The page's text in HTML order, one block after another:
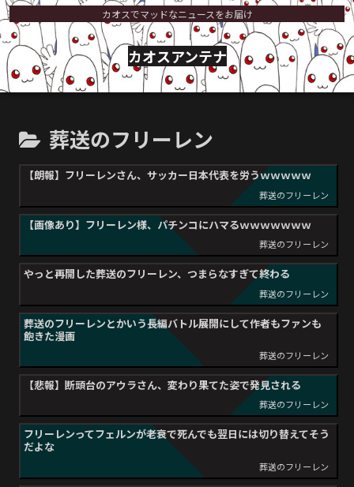
カオスでマッドなニュースをお届け
カオスアンテナ
葬送のフリーレン
【朗報】フリーレンさん、サッカー日本代表を労うｗｗｗｗｗ
葬送のフリーレン
【画像あり】フリーレン様、パチンコにハマるｗｗｗｗｗｗｗ
葬送のフリーレン
やっと再開した葬送のフリーレン、つまらなすぎて終わる
葬送のフリーレン
葬送のフリーレンとかいう長編バトル展開にして作者もファンも
飽きた漫画
葬送のフリーレン
【悲報】断頭台のアウラさん、変わり果てた姿で発見される
葬送のフリーレン
フリーレンってフェルンが老衰で死んでも翌日には切り替えてそう
だよな
葬送のフリーレン